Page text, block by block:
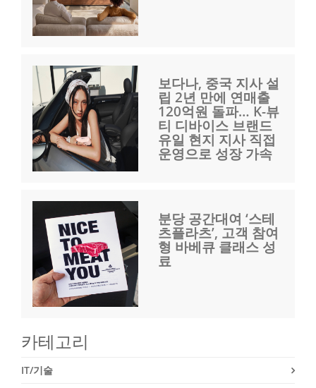
보다나, 중국 지사 설
립 2년 만에 연매출
120억원 돌파… K-뷰
티 디바이스 브랜드
유일 현지 지사 직접
운영으로 성장 가속
분당 공간대여 ‘스테
츠플라츠’, 고객 참여
형 바베큐 클래스 성
료
카테고리
IT/기술